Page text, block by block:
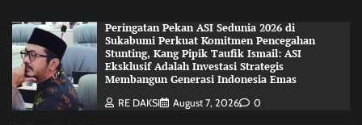
Peringatan Pekan ASI Sedunia 2026 di
Sukabumi Perkuat Komitmen Pencegahan
Stunting, Kang Pipik Taufik Ismail: ASI
Eksklusif Adalah Investasi Strategis
Membangun Generasi Indonesia Emas
RE DAKSI August 7, 2026 0